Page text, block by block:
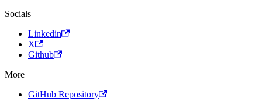
Socials
Linkedin
X
Github
More
GitHub Repository